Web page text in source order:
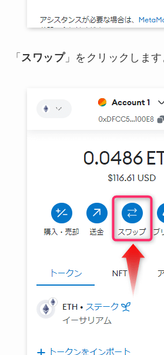
「 スワップ」をクリックします